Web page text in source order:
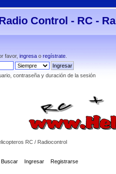
Control - RC -
favor, ingresa o regístrate
contraseña y duración de la sesión
RC / Radiocontrol
Buscar Ingresar Registrarse